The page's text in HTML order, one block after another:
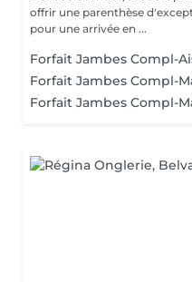
offrir une parenthèse d'exception : - Parking privé
pour une arrivée en ...
Forfait Jambes Compl-
Forfait Jambes Compl-
Forfait Jambes Compl-